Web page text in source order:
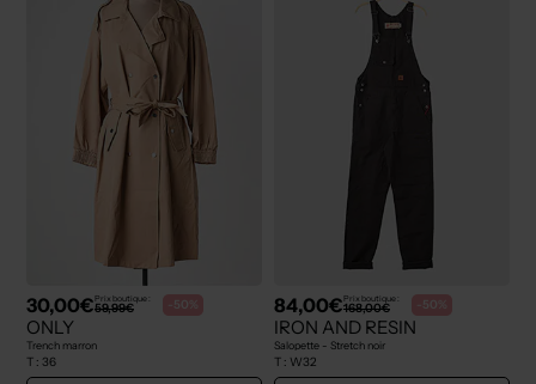
30,00€Prix boutique :
59,99€ -50%
ONLY
Trench marron
T : 36
84,00€Prix boutique :
168,00€ -50%
IRON AND RESIN
Salopette - Stretch noir
T : W32